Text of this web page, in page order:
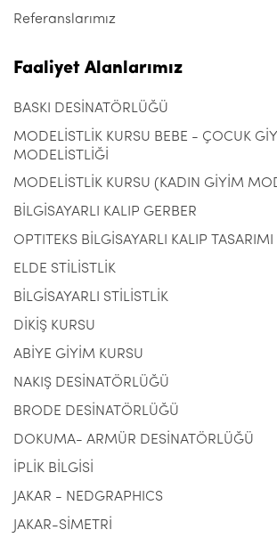
Referanslarımız
Faaliyet Alanlarımız
BASKI DESİNATÖRLÜĞÜ
MODELİSTLİK KURSU BEBE - ÇOCUK
MODELİSTLİĞİ
MODELİSTLİK KURSU (KADIN GİYİM
BİLGİSAYARLI KALIP GERBER
OPTITEKS BİLGİSAYARLI KALIP TASARIMI
ELDE STİLİSTLİK
BİLGİSAYARLI STİLİSTLİK
DİKİŞ KURSU
ABİYE GİYİM KURSU
NAKIŞ DESİNATÖRLÜĞÜ
BRODE DESİNATÖRLÜĞÜ
DOKUMA- ARMÜR DESİNATÖRLÜĞÜ
İPLİK BİLGİSİ
JAKAR - NEDGRAPHICS
JAKAR-SİMETRİ